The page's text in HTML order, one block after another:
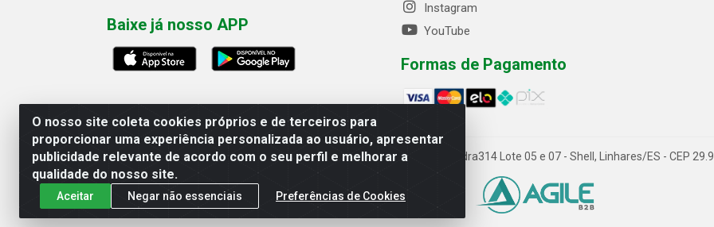
O nosso site coleta cookies próprios e de terceiros para
proporcionar uma experiência personalizada ao usuário, apresentar
publicidade relevante de acordo com o seu perfil e melhorar a
qualidade do nosso site.
Aceitar Negar não essenciais Preferências de Cookies
Baixe já nosso APP
Instagram
YouTube
Formas de Pagamento
Linhavix Distribuidora LTDA - Avenida Alegre, 2521 - Quadra314 Lote 05 e 07 - Shell, Linhares/ES - CEP